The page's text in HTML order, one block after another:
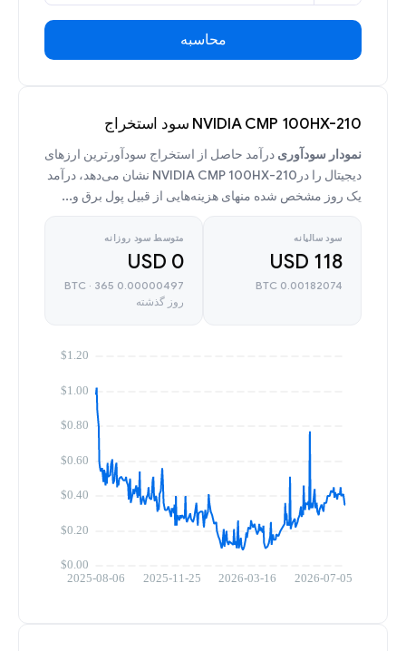
محاسبه
NVIDIA CMP 100HX-210 سود استخراج
نمودار سودآوری درآمد حاصل از استخراج سودآورترین ارزهای
دیجیتال را درNVIDIA CMP 100HX-210 نشان می‌دهد، درآمد
یک روز مشخص شده منهای هزینه‌هایی از قبیل پول برق و...
سود سالیانه
118 USD
0.00182074 BTC
متوسط سود روزانه
0 USD
0.00000497 BTC · 365
روز گذشته